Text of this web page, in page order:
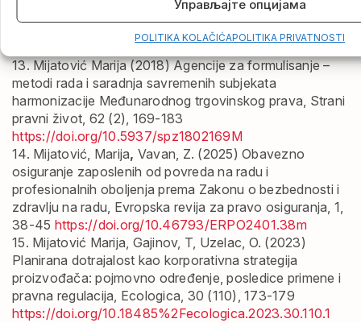
Управљајте опцијама
POLITIKA KOLAČIĆAPOLITIKA PRIVATNOSTI
korporativnog prava u Evropskoj uniji i Srbiji, Pravni
zapisi, 10 (2), 472-489
https://doi.org/10.5937/pravzap0-21101
13. Mijatović Marija(2018) Agencije za formulisanje –
metodi rada i saradnja savremenih subjekata
harmonizacije Međunarodnog trgovinskog prava, Strani
pravni život, 62 (2), 169-183
https://doi.org/10.5937/spz1802169M
14. Mijatović, Marija, Vavan, Z. (2025) Obavezno
osiguranje zaposlenih od povreda na radu i
profesionalnih oboljenja prema Zakonu o bezbednosti i
zdravlju na radu, Evropska revija za pravo osiguranja, 1,
38-45 https://doi.org/10.46793/ERPO2401.38m
15. Mijatović Marija, Gajinov, T, Uzelac, O. (2023)
Planirana dotrajalost kao korporativna strategija
proizvođača: pojmovno određenje, posledice primene i
pravna regulacija, Ecologica, 30 (110), 173-179
https://doi.org/10.18485%2Fecologica.2023.30.110.1